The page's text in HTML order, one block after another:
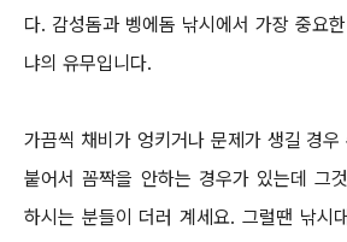
다. 감성돔과 벵에돔 낚시에서 가장 중요
냐의 유무입니다.
가끔씩 채비가 엉키거나 문제가 생길 경우
붙어서 꼼짝을 안하는 경우가 있는데 그
하시는 분들이 더러 계세요. 그럴땐 낚시